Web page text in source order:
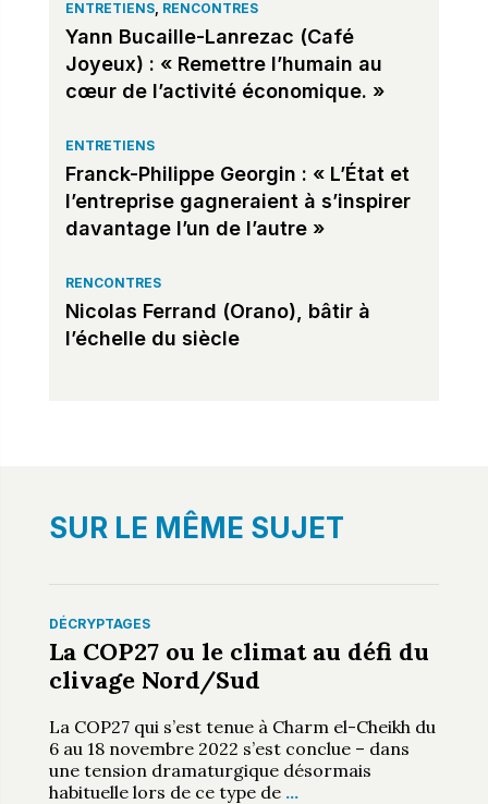
ENTRETIENS, RENCONTRES
Yann Bucaille-Lanrezac (Café
Joyeux) : « Remettre l’humain au
cœur de l’activité économique. »
ENTRETIENS
Franck-Philippe Georgin : « L’État et
l’entreprise gagneraient à s’inspirer
davantage l’un de l’autre »
RENCONTRES
Nicolas Ferrand (Orano), bâtir à
l’échelle du siècle
SUR LE MÊME SUJET
DÉCRYPTAGES
La COP27 ou le climat au défi du
clivage Nord/Sud
La COP27 qui s’est tenue à Charm el-Cheikh du
6 au 18 novembre 2022 s’est conclue – dans
une tension dramaturgique désormais
habituelle lors de ce type de …